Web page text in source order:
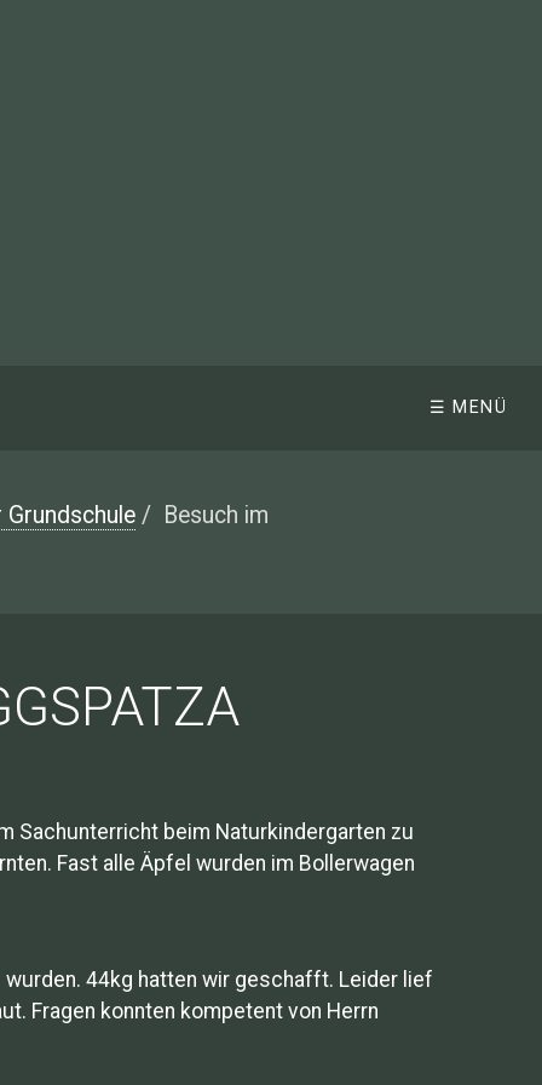
☰ MENÜ
Grundschule / Besuch im
Sachunterricht beim Naturkindergarten zu
Fast alle Äpfel wurden im Bollerwagen
44kg hatten wir geschafft. Leider lief
Fragen konnten kompetent von Herrn